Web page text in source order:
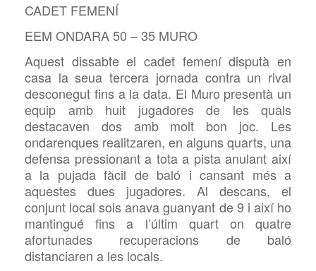
CADET FEMENÍ
EEM ONDARA 50 – 35 MURO
Aquest dissabte el cadet femení disputà en
casa la seua tercera jornada contra un rival
desconegut fins a la data. El Muro presentà un
equip amb huit jugadores de les quals
destacaven dos amb molt bon joc. Les
ondarenques realitzaren, en alguns quarts, una
defensa pressionant a tota a pista anulant així
a la pujada fàcil de baló i cansant més a
aquestes dues jugadores. Al descans, el
conjunt local sols anava guanyant de 9 i així ho
mantingué fins a l’últim quart on quatre
afortunades recuperacions de baló
distanciaren a les locals.